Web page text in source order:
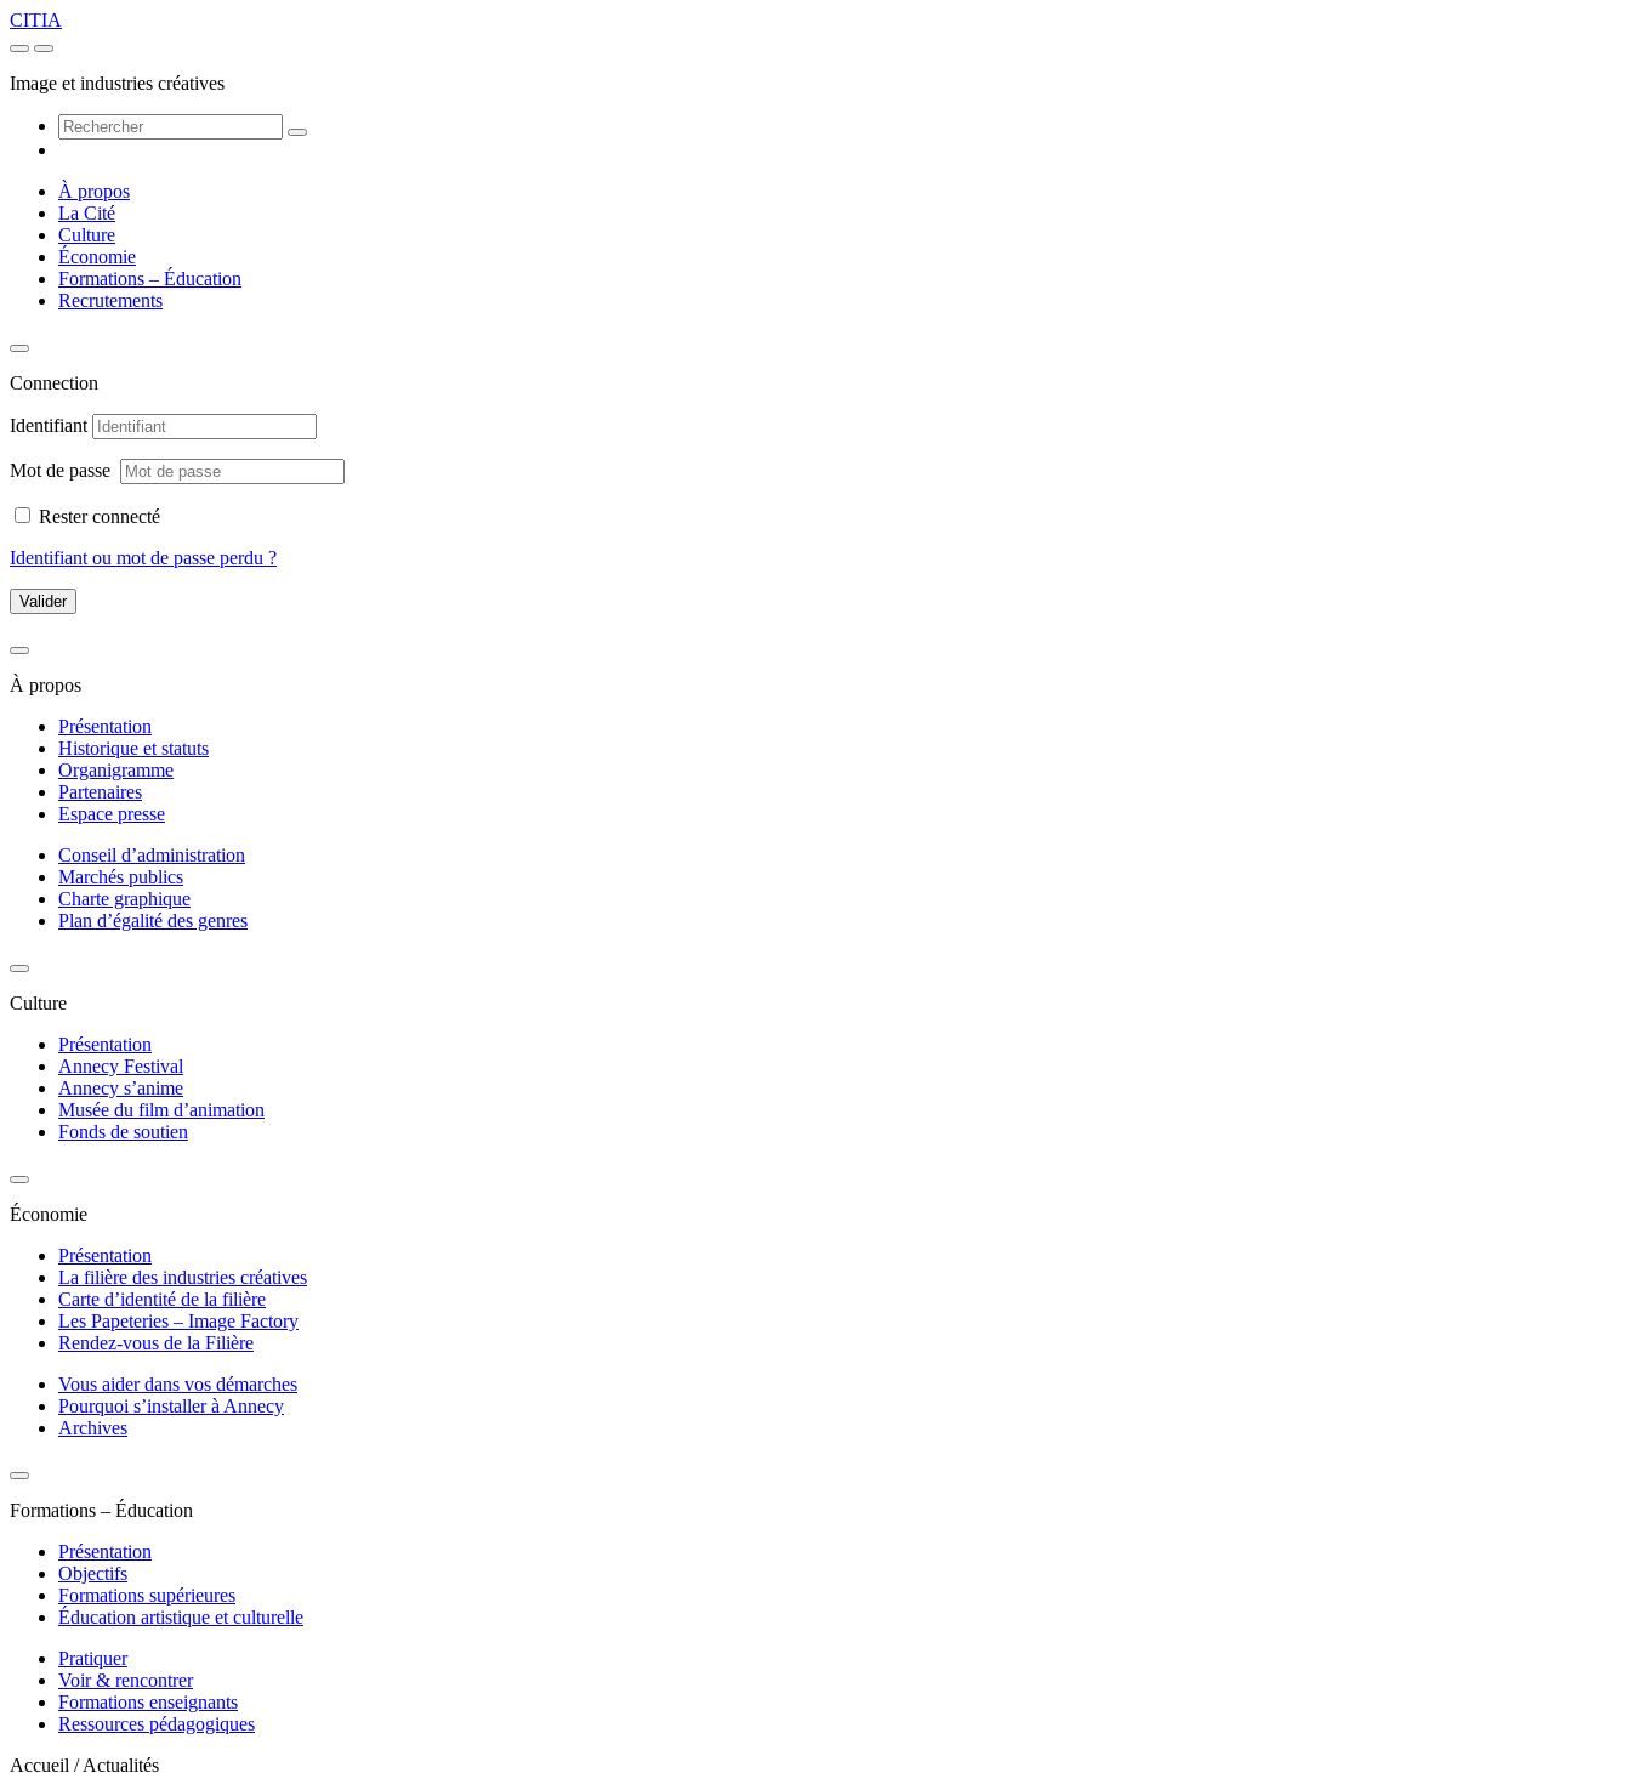
CITIA
Image et industries créatives
À propos
La Cité
Culture
Économie
Formations – Éducation
Recrutements
Connection
Identifiant
Mot de passe
Rester connecté
Identifiant ou mot de passe perdu ?
Valider
À propos
Présentation
Historique et statuts
Organigramme
Partenaires
Espace presse
Conseil d’administration
Marchés publics
Charte graphique
Plan d’égalité des genres
Culture
Présentation
Annecy Festival
Annecy s’anime
Musée du film d’animation
Fonds de soutien
Économie
Présentation
La filière des industries créatives
Carte d’identité de la filière
Les Papeteries – Image Factory
Rendez-vous de la Filière
Vous aider dans vos démarches
Pourquoi s’installer à Annecy
Archives
Formations – Éducation
Présentation
Objectifs
Formations supérieures
Éducation artistique et culturelle
Pratiquer
Voir & rencontrer
Formations enseignants
Ressources pédagogiques
Accueil / Actualités